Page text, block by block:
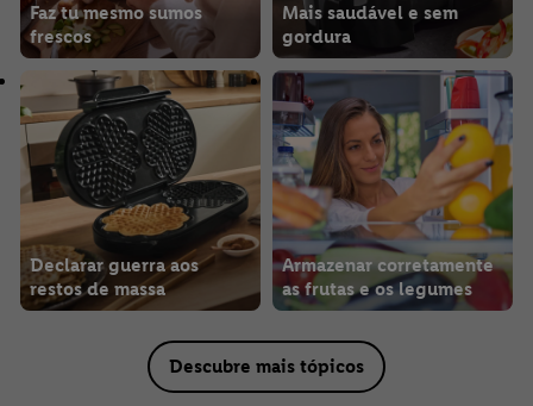
Faz tu mesmo sumos
frescos
Mais saudável e sem
gordura
Declarar guerra aos
restos de massa
Armazenar corretamente
as frutas e os legumes
Descubre mais tópicos